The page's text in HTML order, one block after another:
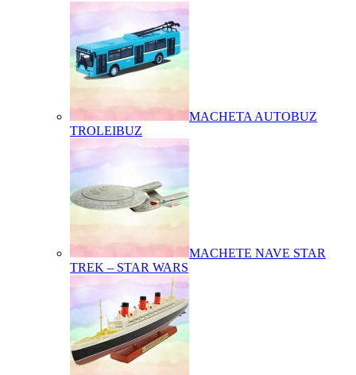
MACHETA AUTOBUZ
TROLEIBUZ
MACHETE NAVE STAR
TREK – STAR WARS